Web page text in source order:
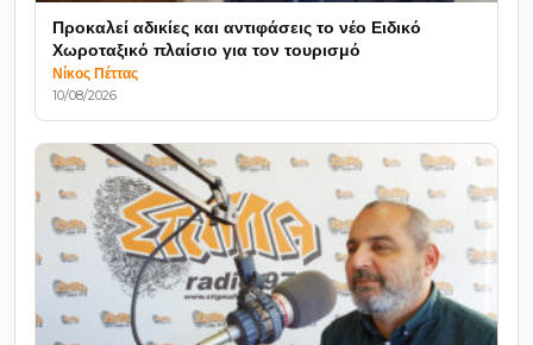
Προκαλεί αδικίες και αντιφάσεις το νέο Ειδικό
Χωροταξικό πλαίσιο για τον τουρισμό
Νίκος Πέττας
10/08/2026